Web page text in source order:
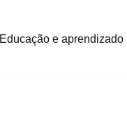
Educação e aprendizado